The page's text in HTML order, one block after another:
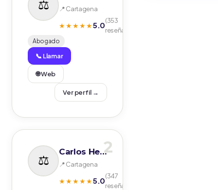
📍 Cartagena
★★★★★5.0(353
reseñas)
Abogado
📞 Llamar
🌐 Web
Ver perfil →
2
Carlos Hernández Pando
📍 Cartagena
★★★★★5.0(347
reseñas)